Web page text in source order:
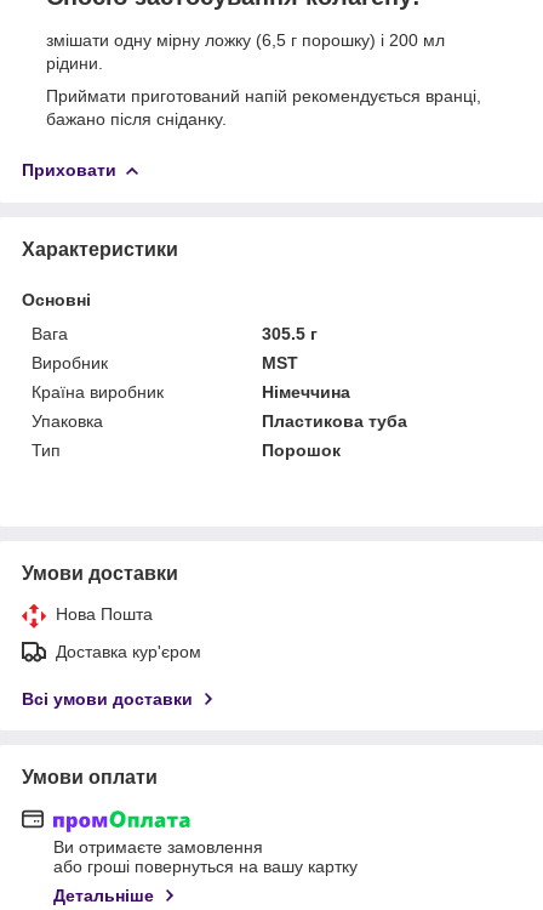
змішати одну мірну ложку (6,5 г порошку) і 200 мл
рідини.
Приймати приготований напій рекомендується вранці,
бажано після сніданку.
Приховати
Характеристики
Основні
Вага
305.5 г
Виробник
MST
Країна виробник
Німеччина
Упаковка
Пластикова туба
Тип
Порошок
Умови доставки
Нова Пошта
Доставка кур'єром
Всі умови доставки
Умови оплати
Ви отримаєте замовлення
або гроші повернуться на вашу картку
Детальніше